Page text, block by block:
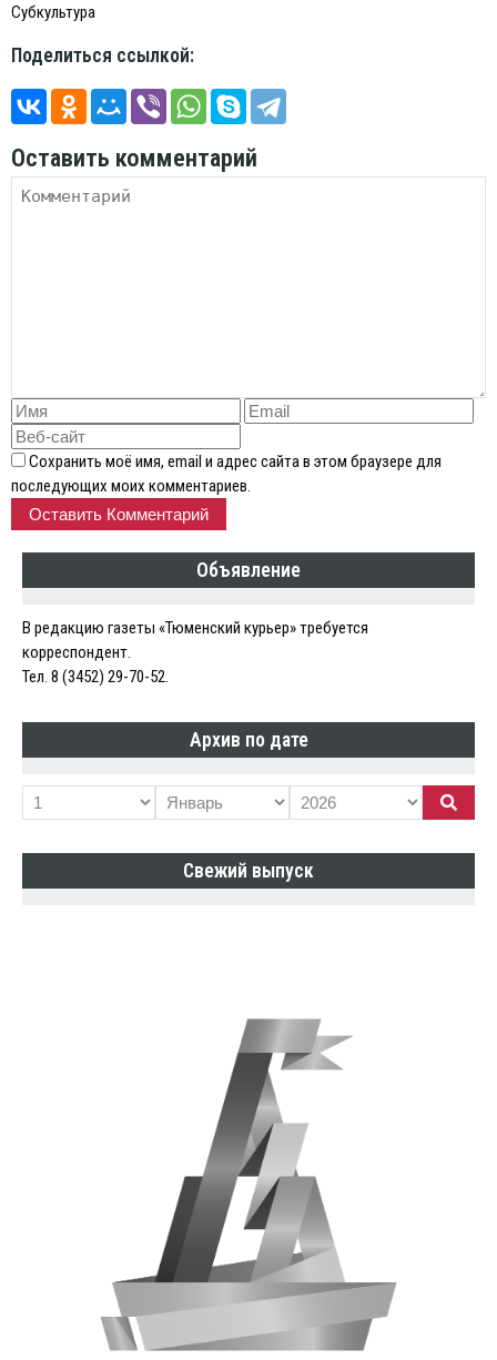
Субкультура
Поделиться ссылкой:
Оставить комментарий
Сохранить моё имя, email и адрес сайта в этом браузере для
последующих моих комментариев.
Объявление
В редакцию газеты «Тюменский курьер» требуется
корреспондент.
Тел. 8 (3452) 29-70-52.
Архив по дате
Свежий выпуск